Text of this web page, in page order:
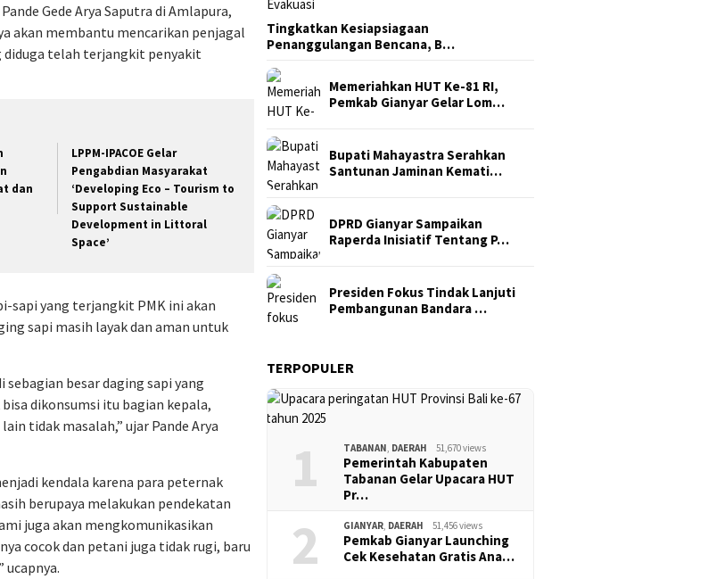
Gede Arya Saputra di Amlapura,
akan membantu mencarikan penjagal
diduga telah terjangkit penyakit
dan
LPPM-IPACOE Gelar
Pengabdian Masyarakat
‘Developing Eco – Tourism to
Support Sustainable
Development in Littoral
Space’
sapi yang terjangkit PMK ini akan
sapi masih layak dan aman untuk
besar daging sapi yang
dikonsumsi itu bagian kepala,
tidak masalah,” ujar Pande Arya
kendala karena para peternak
berupaya melakukan pendekatan
juga akan mengkomunikasikan
cocok dan petani juga tidak rugi, baru
ucapnya.
Tingkatkan Kesiapsiagaan
Penanggulangan Bencana, B…
Memeriahkan HUT Ke-81 RI,
Pemkab Gianyar Gelar Lom…
Bupati Mahayastra Serahkan
Santunan Jaminan Kemati…
DPRD Gianyar Sampaikan
Raperda Inisiatif Tentang P…
Presiden Fokus Tindak Lanjuti
Pembangunan Bandara …
TERPOPULER
1 TABANAN, DAERAH 51,670 views
Pemerintah Kabupaten
Tabanan Gelar Upacara HUT
Pr…
2 GIANYAR, DAERAH 51,456 views
Pemkab Gianyar Launching
Cek Kesehatan Gratis Ana…